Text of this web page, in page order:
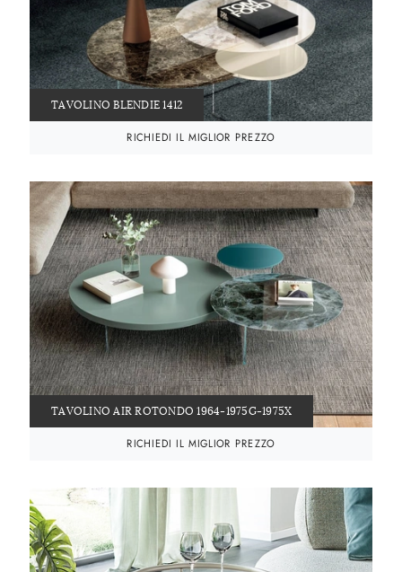
TAVOLINO BLENDIE 1412
RICHIEDI IL MIGLIOR PREZZO
TAVOLINO AIR ROTONDO 1964-1975G-1975X
RICHIEDI IL MIGLIOR PREZZO